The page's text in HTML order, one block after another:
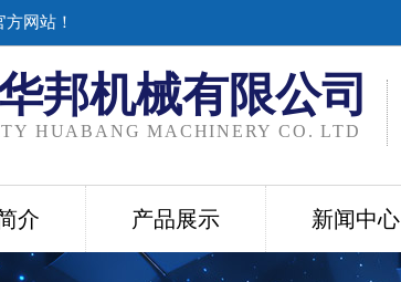
网站！
邦机械有限公司
HUABANG MACHINERY CO. LTD
介 产品展示 新闻中心